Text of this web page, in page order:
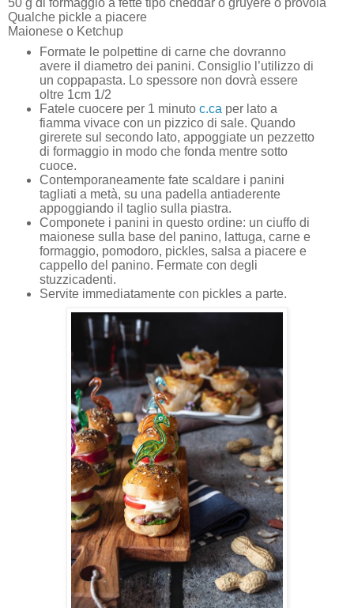
50 g di formaggio a fette tipo cheddar o gruyere o provola
Qualche pickle a piacere
Maionese o Ketchup
Formate le polpettine di carne che dovranno
avere il diametro dei panini. Consiglio l’utilizzo di
un coppapasta. Lo spessore non dovrà essere
oltre 1cm 1/2
Fatele cuocere per 1 minuto c.ca per lato a
fiamma vivace con un pizzico di sale. Quando
girerete sul secondo lato, appoggiate un pezzetto
di formaggio in modo che fonda mentre sotto
cuoce.
Contemporaneamente fate scaldare i panini
tagliati a metà, su una padella antiaderente
appoggiando il taglio sulla piastra.
Componete i panini in questo ordine: un ciuffo di
maionese sulla base del panino, lattuga, carne e
formaggio, pomodoro, pickles, salsa a piacere e
cappello del panino. Fermate con degli
stuzzicadenti.
Servite immediatamente con pickles a parte.